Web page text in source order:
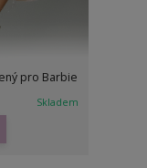
pro Barbie
Skladem